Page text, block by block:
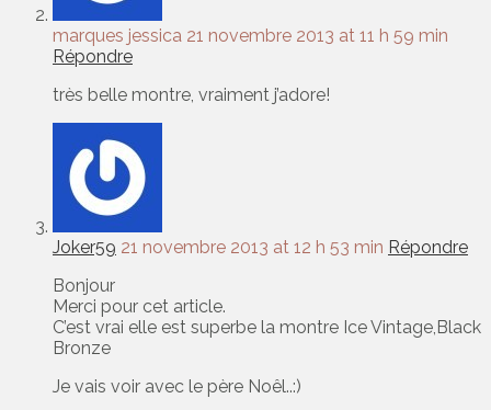
marques jessica 21 novembre 2013 at 11 h 59 min
Répondre
très belle montre, vraiment j’adore!
Joker59 21 novembre 2013 at 12 h 53 min Répondre
Bonjour
Merci pour cet article.
C’est vrai elle est superbe la montre Ice Vintage,Black
Bronze
Je vais voir avec le père Noêl..:)